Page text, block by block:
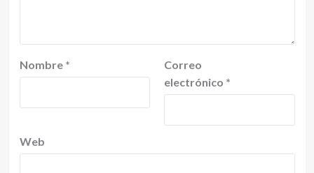
Nombre *
Correo
electrónico *
Web